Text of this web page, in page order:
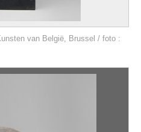
van België, Brussel / foto :